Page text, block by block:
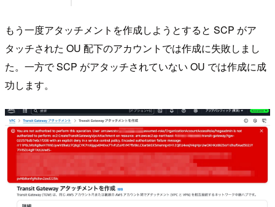
もう一度アタッチメントを作成しようとすると SCP がア
タッチされた OU 配下のアカウントでは作成に失敗しまし
た。一方で SCP がアタッチされていない OU では作成に成
功します。